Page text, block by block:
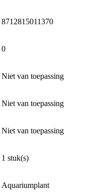
8712815011370
0
Niet van toepassing
Niet van toepassing
Niet van toepassing
1 stuk(s)
Aquariumplant